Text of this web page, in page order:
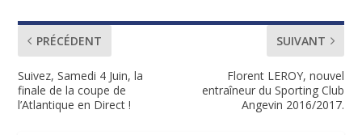
PRÉCÉDENT
Suivez, Samedi 4 Juin, la
finale de la coupe de
l’Atlantique en Direct !
SUIVANT
Florent LEROY, nouvel
entraîneur du Sporting Club
Angevin 2016/2017.